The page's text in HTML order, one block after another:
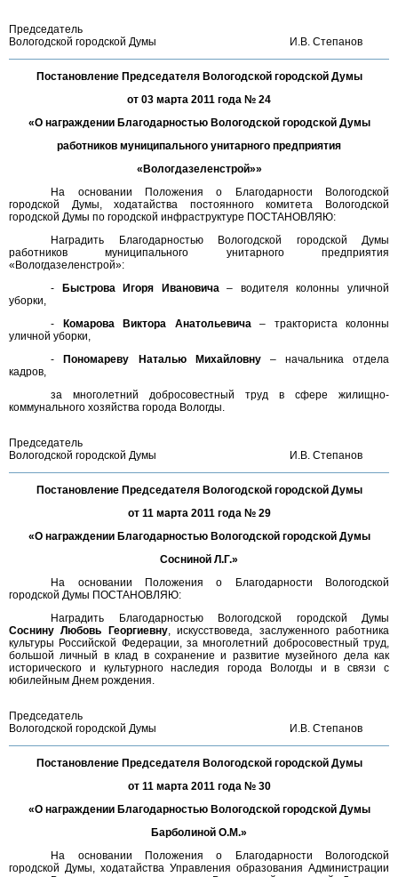
Председатель
Вологодской городской Думы
И.В. Степанов
Постановление Председателя Вологодской городской Думы
от 03 марта 2011 года № 24
«О награждении Благодарностью Вологодской городской Думы
работников муниципального унитарного предприятия
«Вологдазеленстрой»»
На основании Положения о Благодарности Вологодской
городской Думы, ходатайства постоянного комитета Вологодской
городской Думы по городской инфраструктуре ПОСТАНОВЛЯЮ:
Наградить Благодарностью Вологодской городской Думы
работников муниципального унитарного предприятия
«Вологдазеленстрой»:
-
Быстрова Игоря Ивановича– водителя колонны уличной
уборки,
-
Комарова Виктора Анатольевича– тракториста колонны
уличной уборки,
-
Пономареву Наталью Михайловну– начальника отдела
кадров,
за многолетний добросовестный труд в сфере жилищно-
коммунального хозяйства города Вологды.
Председатель
Вологодской городской Думы
И.В. Степанов
Постановление Председателя Вологодской городской Думы
от 11 марта 2011 года № 29
«О награждении Благодарностью Вологодской городской Думы
Сосниной Л.Г.»
На основании Положения о Благодарности Вологодской
городской Думы ПОСТАНОВЛЯЮ:
Наградить Благодарностью Вологодской городской Думы
Соснину Любовь Георгиевну, искусствоведа, заслуженного работника
культуры Российской Федерации, за многолетний добросовестный труд,
большой личный в клад в сохранение и развитие музейного дела как
исторического и культурного наследия города Вологды и в связи с
юбилейным Днем рождения.
Председатель
Вологодской городской Думы
И.В. Степанов
Постановление Председателя Вологодской городской Думы
от 11 марта 2011 года № 30
«О награждении Благодарностью Вологодской городской Думы
Барболиной О.М.»
На основании Положения о Благодарности Вологодской
городской Думы, ходатайства Управления образования Администрации